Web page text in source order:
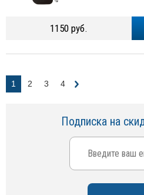
1150 руб.
1 2 3 4
Подписка на